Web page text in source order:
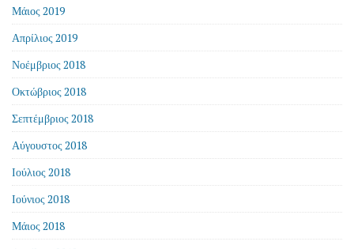
Μάιος 2019
Απρίλιος 2019
Νοέμβριος 2018
Οκτώβριος 2018
Σεπτέμβριος 2018
Αύγουστος 2018
Ιούλιος 2018
Ιούνιος 2018
Μάιος 2018